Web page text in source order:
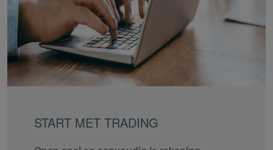
START MET TRADING